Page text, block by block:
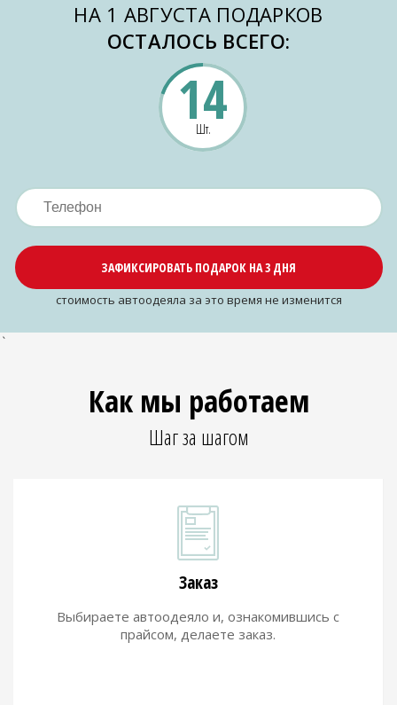
НА 1 АВГУСТА ПОДАРКОВ
ОСТАЛОСЬ ВСЕГО:
14
Шт.
ЗАФИКСИРОВАТЬ ПОДАРОК НА 3 ДНЯ
cтоимость автоодеяла за это время не изменится
`
Как мы работаем
Шаг за шагом
Заказ
Выбираете автоодеяло и, ознакомившись с
прайсом, делаете заказ.